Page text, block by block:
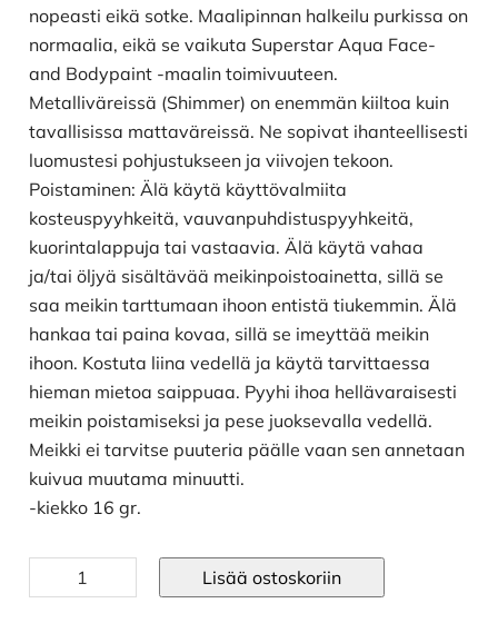
nopeasti eikä sotke. Maalipinnan halkeilu purkissa on
normaalia, eikä se vaikuta Superstar Aqua Face-
and Bodypaint -maalin toimivuuteen.
Metalliväreissä (Shimmer) on enemmän kiiltoa kuin
tavallisissa mattaväreissä. Ne sopivat ihanteellisesti
luomustesi pohjustukseen ja viivojen tekoon.
Poistaminen: Älä käytä käyttövalmiita
kosteuspyyhkeitä, vauvanpuhdistuspyyhkeitä,
kuorintalappuja tai vastaavia. Älä käytä vahaa
ja/tai öljyä sisältävää meikinpoistoainetta, sillä se
saa meikin tarttumaan ihoon entistä tiukemmin. Älä
hankaa tai paina kovaa, sillä se imeyttää meikin
ihoon. Kostuta liina vedellä ja käytä tarvittaessa
hieman mietoa saippuaa. Pyyhi ihoa hellävaraisesti
meikin poistamiseksi ja pese juoksevalla vedellä.
Meikki ei tarvitse puuteria päälle vaan sen annetaan
kuivua muutama minuutti.
-kiekko 16 gr.
Vesiliukoinen
kasvoväri
Lisää ostoskoriin